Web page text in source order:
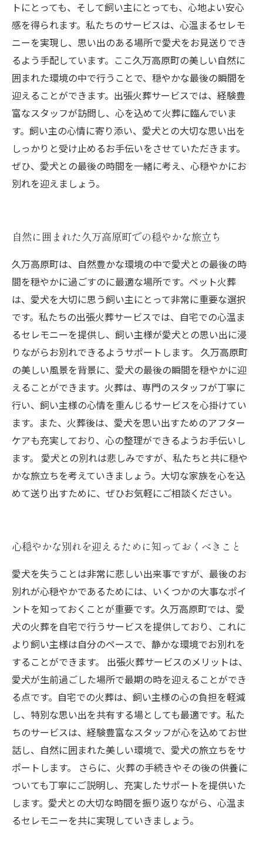
トにとっても、そして飼い主にとっても、心地よい安心
感を得られます。私たちのサービスは、心温まるセレモ
ニーを実現し、思い出のある場所で愛犬をお見送りでき
るよう手配しています。ここ久万高原町の美しい自然に
囲まれた環境の中で行うことで、穏やかな最後の瞬間を
迎えることができます。出張火葬サービスでは、経験豊
富なスタッフが訪問し、心を込めて火葬に臨んでいま
す。飼い主の心情に寄り添い、愛犬との大切な思い出を
しっかりと受け止めるお手伝いをさせていただきます。
ぜひ、愛犬との最後の時間を一緒に考え、心穏やかにお
別れを迎えましょう。
自然に囲まれた久万高原町での穏やかな旅立ち
久万高原町は、自然豊かな環境の中で愛犬との最後の時
間を穏やかに過ごすのに最適な場所です。ペット火葬
は、愛犬を大切に思う飼い主にとって非常に重要な選択
です。私たちの出張火葬サービスでは、自宅での心温ま
るセレモニーを提供し、飼い主様が愛犬との思い出に浸
りながらお別れできるようサポートします。 久万高原町
の美しい風景を背景に、愛犬の最後の瞬間を穏やかに迎
えることができます。火葬は、専門のスタッフが丁寧に
行い、飼い主様の心情を重んじるサービスを心掛けてい
ます。また、火葬後は、愛犬を思い出すためのアフター
ケアも充実しており、心の整理ができるようお手伝いし
ます。 愛犬との別れは悲しみですが、私たちと共に穏や
かな旅立ちを考えていきましょう。大切な家族を心を込
めて送り出すために、ぜひお気軽にご相談ください。
心穏やかな別れを迎えるために知っておくべきこと
愛犬を失うことは非常に悲しい出来事ですが、最後のお
別れが心穏やかであるためには、いくつかの大事なポイ
ントを知っておくことが重要です。久万高原町では、愛
犬の火葬を自宅で行うサービスを提供しており、これに
より飼い主様は自分のペースで、静かな環境でお別れを
することができます。 出張火葬サービスのメリットは、
愛犬が生前過ごした場所で最期の時を迎えることができ
る点です。自宅での火葬は、飼い主様の心の負担を軽減
し、特別な思い出を共有する場としても最適です。私た
ちのサービスは、経験豊富なスタッフが心を込めてお世
話し、自然に囲まれた美しい環境で、愛犬の旅立ちをサ
ポートします。 さらに、火葬の手続きやその後の供養に
ついても丁寧にご説明し、充実したサポートを提供いた
します。愛犬との大切な時間を振り返りながら、心温ま
るセレモニーを共に実現していきましょう。